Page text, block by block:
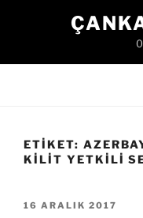
ETIKET:
KILIT YETKILI
YAYIM
16 ARALIK 2017